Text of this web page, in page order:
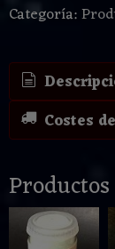
Categoría:
Costes